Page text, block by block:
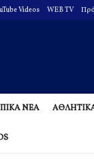
Videos WEB TV
ΝΕΑ